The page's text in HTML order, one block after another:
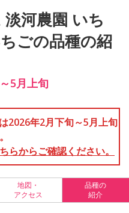
河農園 いち
ごの品種の紹
5月上旬
2026年2月下旬～5月上旬
らからご確認ください。
地図・
アクセス
品種の
紹介